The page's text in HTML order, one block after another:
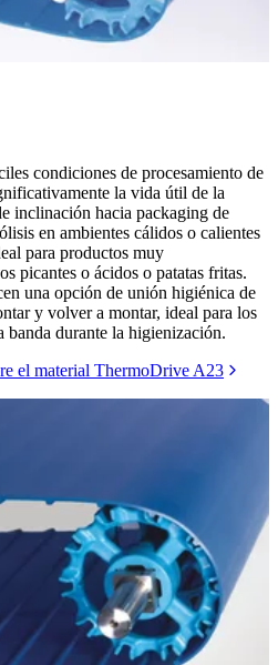
condiciones de procesamiento de
la vida útil de la
inclinación hacia packaging de
en ambientes cálidos o calientes
para productos muy
picantes o ácidos o patatas fritas.
una opción de unión higiénica de
y volver a montar, ideal para los
banda durante la higienización.
el material ThermoDrive A23